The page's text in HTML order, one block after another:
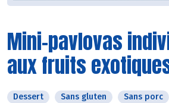
Mini-pavlovas
aux fruits
Dessert Sans gluten Sans porc